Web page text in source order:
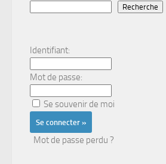
Recherche
Identifiant:
Mot de passe:
Se souvenir de moi
Mot de passe perdu ?